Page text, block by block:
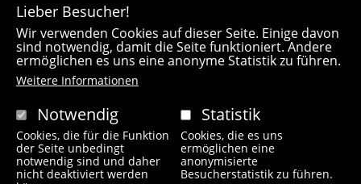
Imagefilme und mehr
360° x 360° Fotografie
Copyright © 2021 radlfreak.de. Alle Rechte vorbehalten.
Lieber Besucher!
Wir verwenden Cookies auf dieser Seite. Einige davon
sind notwendig, damit die Seite funktioniert. Andere
ermöglichen es uns eine anonyme Statistik zu führen.
Weitere Informationen
Notwendig
Cookies, die für die Funktion
der Seite unbedingt
notwendig sind und daher
nicht deaktiviert werden
Statistik
Cookies, die es uns
ermöglichen eine
anonymisierte
Besucherstatistik zu führen.